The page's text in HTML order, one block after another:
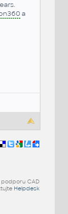
a
podporu CAD
Helpdesk